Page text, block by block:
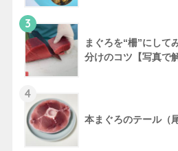
3
まぐろを“柵”にして
分けのコツ【写真で
4
本まぐろのテール（